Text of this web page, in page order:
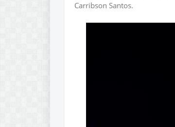
Carribson Santos.